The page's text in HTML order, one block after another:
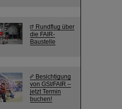
Rundflug über
die FAIR-
Baustelle
Besichtigung
von GSI/FAIR –
jetzt Termin
buchen!